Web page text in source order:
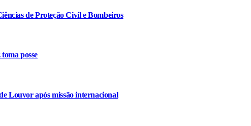
de Proteção Civil e Bombeiros
posse
Louvor após missão internacional